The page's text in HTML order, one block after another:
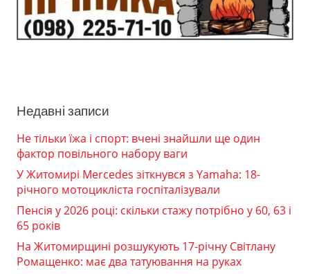
Недавні записи
Не тільки їжа і спорт: вчені знайшли ще один
фактор повільного набору ваги
У Житомирі Mercedes зіткнувся з Yamaha: 18-
річного мотоцикліста госпіталізували
Пенсія у 2026 році: скільки стажу потрібно у 60, 63 і
65 років
На Житомирщині розшукують 17-річну Світлану
Ромащенко: має два татуювання на руках